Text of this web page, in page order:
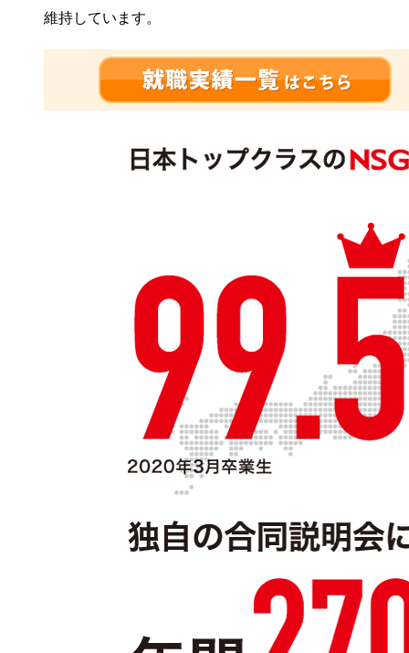
維持しています。